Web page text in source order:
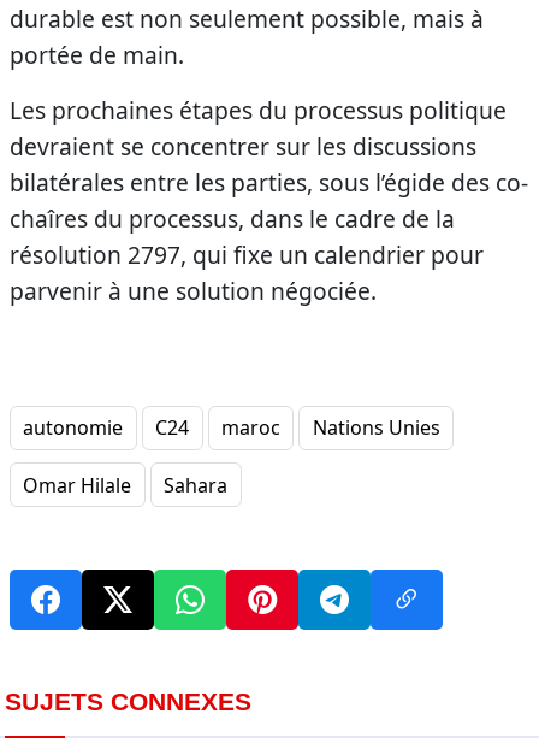
durable est non seulement possible, mais à
portée de main.
Les prochaines étapes du processus politique
devraient se concentrer sur les discussions
bilatérales entre les parties, sous l’égide des co-
chaîres du processus, dans le cadre de la
résolution 2797, qui fixe un calendrier pour
parvenir à une solution négociée.
autonomie C24 maroc Nations Unies
Omar Hilale Sahara
SUJETS CONNEXES